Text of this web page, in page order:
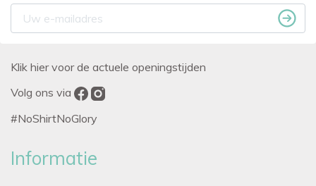
Klik hier voor de actuele openingstijden
Volg ons via
#NoShirtNoGlory
Informatie